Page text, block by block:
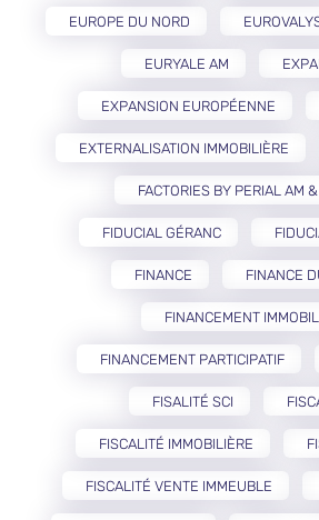
EUROPE DU NORD
EURYALE AM
EXPANSION EUROPÉENNE
EXTERNALISATION IMMOBILIÈRE
FACTORIES BY PERIAL AM
FIDUCIAL GÉRANC
FINANCE FINANCE
FINANCEMENT
FINANCEMENT PARTICIPATIF
FISALITÉ SCI
FISCALITÉ IMMOBILIÈRE
FISCALITÉ VENTE IMMEUBLE